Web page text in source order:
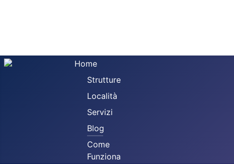
Home
Strutture
Località
Servizi
Blog
Come
Funziona
Blog La Cripta del Gonfalone di